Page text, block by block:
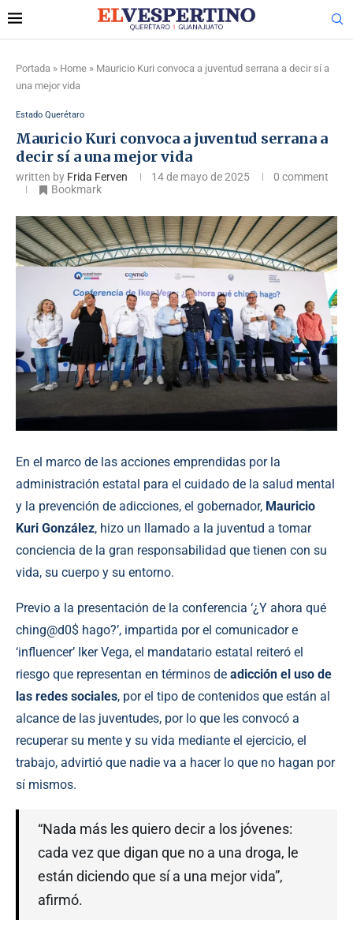
Portada » Home » Mauricio Kuri convoca a juventud serrana a decir sí a
una mejor vida
Estado Querétaro
Mauricio Kuri convoca a juventud serrana a
decir sí a una mejor vida
written by Frida Ferven 14 de mayo de 2025
0 comment
Bookmark
En el marco de las acciones emprendidas por la
administración estatal para el cuidado de la salud mental
y la prevención de adicciones, el gobernador, Mauricio
Kuri González, hizo un llamado a la juventud a tomar
conciencia de la gran responsabilidad que tienen con su
vida, su cuerpo y su entorno.
Previo a la presentación de la conferencia ‘¿Y ahora qué
ching@d0$ hago?’, impartida por el comunicador e
‘influencer’ Iker Vega, el mandatario estatal reiteró el
riesgo que representan en términos de adicción el uso de
las redes sociales, por el tipo de contenidos que están al
alcance de las juventudes, por lo que les convocó a
recuperar su mente y su vida mediante el ejercicio, el
trabajo, advirtió que nadie va a hacer lo que no hagan por
sí mismos.
“Nada más les quiero decir a los jóvenes:
cada vez que digan que no a una droga, le
están diciendo que sí a una mejor vida”,
afirmó.